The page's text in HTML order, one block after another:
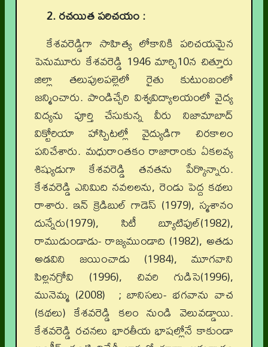
2. రచయిత పరిచయం :
కేశవరెడ్డిగా సాహిత్య లోకానికి పరిచయమైన
పెనుమూరు కేశవరెడ్డి 1946 మార్చి10న చిత్తూరు
జిల్లా తలుపులపల్లెలో రైతు కుటుంబంలో
జన్మించారు. పాండిచ్చేరి విశ్వవిద్యాలయంలో వైద్య
విద్యను పూర్తి చేసుకున్న వీరు నిజామాబాద్
విక్టోరియా హాస్పిటల్లో వైద్యుడిగా చిరకాలం
పనిచేశారు. మధురాంతకం రాజారాంకు ఏకలవ్య
శిష్యుడుగా కేశవరెడ్డి తనతను పేర్కొన్నారు.
కేశవరెడ్డి ఎనిమిది నవలలను, రెండు పెద్ద కథలు
రాశారు. ఇన్ క్రెడిబుల్ గాడెస్ (1979), స్మశానం
దున్నేరు(1979), సిటీ బ్యూటిఫుల్(1982),
రాముడుండాడు- రాజ్యముండాది (1982), అతడు
అడవిని జయించాడు (1984), మూగవాని
పిల్లనగ్రోవి (1996), చివరి గుడిసె(1996),
మునెమ్మ (2008) ; బానిసలు- భగవాను వాచ
(కథలు) కేశవరెడ్డి కలం నుండి వెలువడ్డాయి.
కేశవరెడ్డి రచనలు భారతీయ భాషల్లోనే కాకుండా